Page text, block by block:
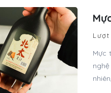
Mực